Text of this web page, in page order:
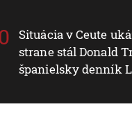
Situácia v Ceute
strane stál Donald
španielsky denník